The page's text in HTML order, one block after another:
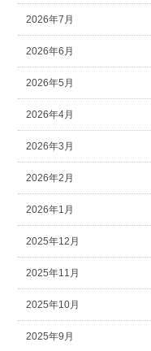
2026年7月
2026年6月
2026年5月
2026年4月
2026年3月
2026年2月
2026年1月
2025年12月
2025年11月
2025年10月
2025年9月